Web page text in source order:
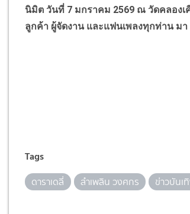
นิมิต วันที่ 7 มกราคม 2569 ณ วัดคลอง
ลูกค้า ผู้จัดงาน และแฟนเพลงทุกท่าน ม
Tags
ดาราเดลี่ ลำเพลิน วงศกร ข่าวบันเ